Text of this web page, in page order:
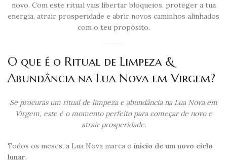
novo. Com este ritual vais libertar bloqueios, proteger a tua
energia, atrair prosperidade e abrir novos caminhos alinhados
com o teu propósito.
O que é o Ritual de Limpeza &
Abundância na Lua Nova em Virgem?
Se procuras um ritual de limpeza e abundância na Lua Nova em
Virgem, este é o momento perfeito para começar de novo e
atrair prosperidade.
Todos os meses, a Lua Nova marca o início de um novo ciclo
lunar.